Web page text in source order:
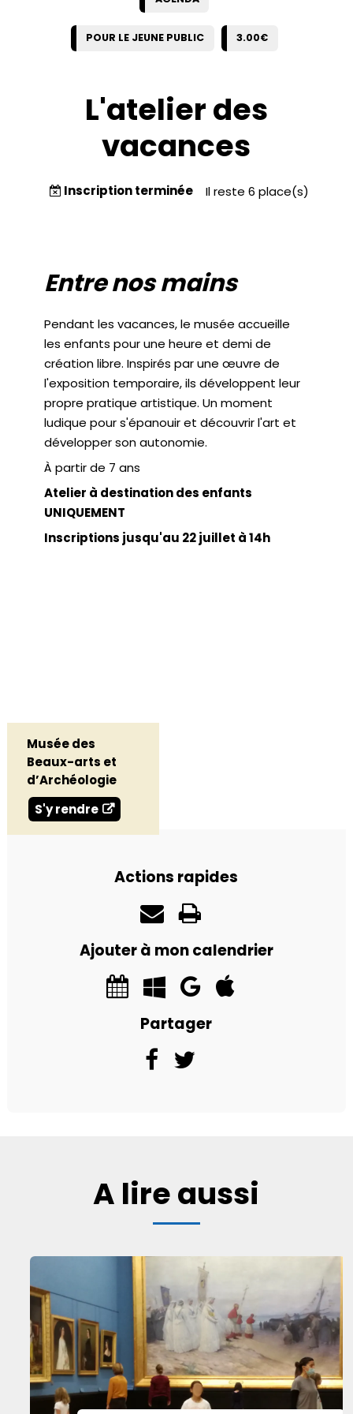
POUR LE JEUNE PUBLIC 3.00€
L'atelier des
vacances
Inscription terminée Il reste 6 place(s)
Entre nos mains
Pendant les vacances, le musée accueille
les enfants pour une heure et demi de
création libre. Inspirés par une œuvre de
l'exposition temporaire, ils développent leur
propre pratique artistique. Un moment
ludique pour s'épanouir et découvrir l'art et
développer son autonomie.
À partir de 7 ans
Atelier à destination des enfants
UNIQUEMENT
Inscriptions jusqu'au 22 juillet à 14h
Musée des
Beaux-arts et
d’Archéologie
S'y rendre
Actions rapides
Ajouter à mon calendrier
Partager
A lire aussi